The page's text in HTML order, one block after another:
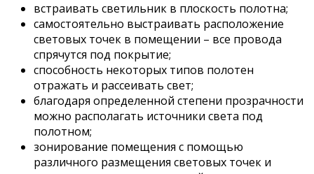
встраивать светильник в плоскость полотна;
самостоятельно выстраивать расположение
световых точек в помещении – все провода
спрячутся под покрытие;
способность некоторых типов полотен
отражать и рассеивать свет;
благодаря определенной степени прозрачности
можно располагать источники света под
полотном;
зонирование помещения с помощью
различного размещения световых точек и